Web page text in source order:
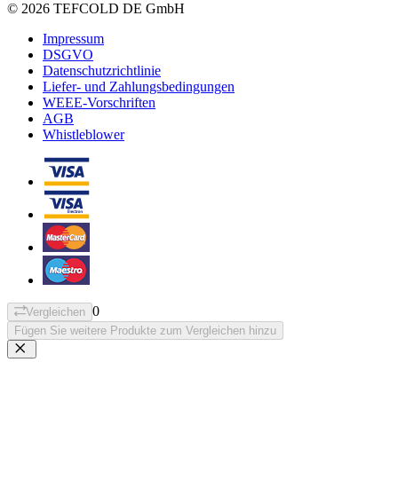
© 2026 TEFCOLD DE GmbH
Impressum
DSGVO
Datenschutzrichtlinie
Liefer- und Zahlungsbedingungen
WEEE-Vorschriften
AGB
Whistleblower
Vergleichen 0
Fügen Sie weitere Produkte zum Vergleichen hinzu